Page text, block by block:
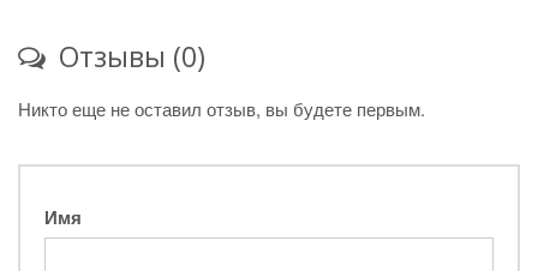
Отзывы (0)
Никто еще не оставил отзыв, вы будете первым.
Имя